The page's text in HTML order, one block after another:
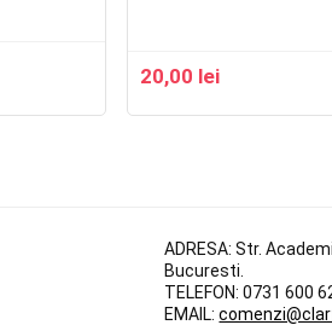
20,00 lei
ADRESA: Str.
Bucuresti.
TELEFON: 0731 600
EMAIL: